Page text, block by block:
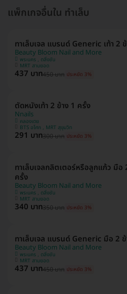
แพ็กเกจอื่นใน ทำเล็บ
ทาเล็บเจล แบรนด์ Generic เท้า 2
Beauty Bloom Nail and More
พระนคร , ตลิ่งชัน
MRT สามยอด
437 บาท450 บาท ประหยัด 3%
ตัดหนังเท้า 2 ข้าง 1 ครั้ง
Nnails
คลองเตย
BTS อโศก , MRT สุขุมวิท
291 บาท300 บาท ประหยัด 3%
ทาเล็บเจลกลิตเตอร์หรือลูกแก้ว มือ
ครั้ง
Beauty Bloom Nail and More
พระนคร , ตลิ่งชัน
MRT สามยอด
340 บาท350 บาท ประหยัด 3%
ทาเล็บเจล แบรนด์ Generic มือ 2
Beauty Bloom Nail and More
พระนคร , ตลิ่งชัน
MRT สามยอด
437 บาท450 บาท ประหยัด 3%